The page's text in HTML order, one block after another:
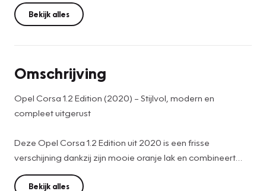
Bekijk alles
Omschrijving
Opel Corsa 1.2 Edition (2020) – Stijlvol, modern en
compleet uitgerust
Deze Opel Corsa 1.2 Edition uit 2020 is een frisse
verschijning dankzij zijn mooie oranje lak en combineert
een moderne uitstraling met comfort en gebruiksgemak.
Een ideale auto voor dagelijks gebruik, zowel in de stad als
Bekijk alles